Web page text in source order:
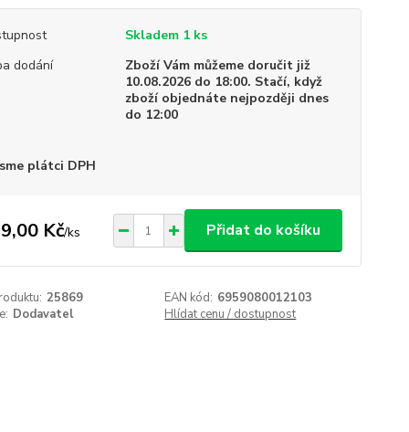
Skladem 1 ks
dodání
Zboží Vám můžeme doručit již
10.08.2026 do 18:00. Stačí, když
zboží objednáte nejpozději dnes
do 12:00
plátci DPH
Kč/ks Přidat do košíku
25869 EAN kód: 6959080012103
Dodavatel Hlídat cenu / dostupnost